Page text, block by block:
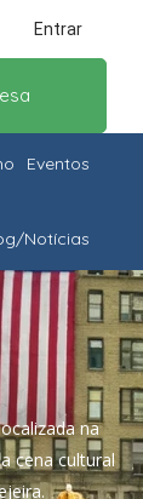
Entrar
Eventos
Notícias
na
cena cultural